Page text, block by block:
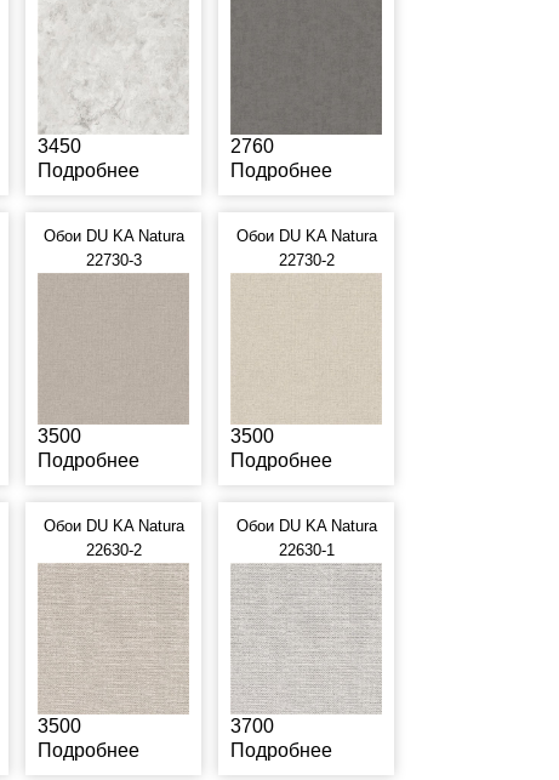
3450
Подробнее
2760
Подробнее
Обои DU KA Natura
22730-3
3500
Подробнее
Обои DU KA Natura
22730-2
3500
Подробнее
Обои DU KA Natura
22630-2
3500
Подробнее
Обои DU KA Natura
22630-1
3700
Подробнее